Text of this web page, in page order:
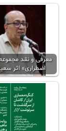
معرفی و نقد
اضطراری» اثر